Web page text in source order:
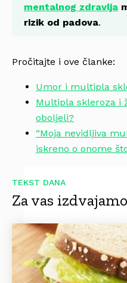
mentalnog zdravlja
rizik od padova.
Pročitajte i ove članke:
Umor i multipla
Multipla skleroza i
oboljeli?
“Moja nevidljiva
iskreno o onome
TEKST DANA
Za vas izdvajamo